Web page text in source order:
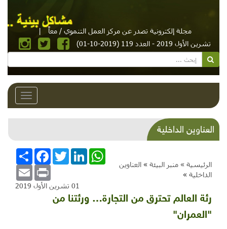
مجلة إلكترونية تصدر عن مركز العمل التنموي / معاً
|
تشرين الأول 2019 - العدد 119 (2019-10-01)
Toggle
العناوين الداخليةشذرات بيئية وتنموية...إسمنت جنين وخردة الخليل
وكهرباء الوطن وحقائب فرنسا
الرئيسية » منبر البيئة » العناوين
الداخلية »
انشر
FacebookTwitterLinkedInWhatsApp
Email Print
01 تشرين الأول 2019
رئة العالم تحترق من التجارة… ورئتنا من
"العمران"